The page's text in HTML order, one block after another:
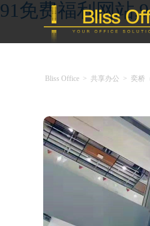
91免费福利网站
Bliss Office > 共享办公 > 奕桥